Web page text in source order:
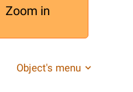
Zoom in
Object's menu